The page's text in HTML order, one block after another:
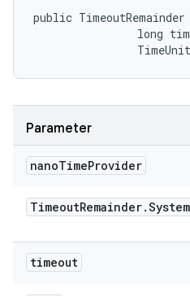
public
long
Parameter
nanoTimeProvider
TimeoutRemainder.System
timeout